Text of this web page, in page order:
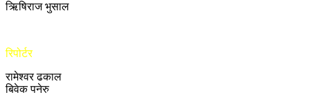
ऋिषिराज भुसाल
रिपोर्टर
रामेश्वर ढकाल
बिवेक पनेरु